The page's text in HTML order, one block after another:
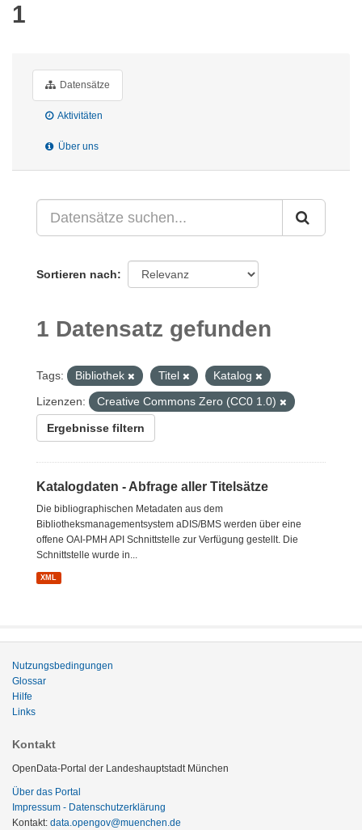
1
Datensätze
Aktivitäten
Über uns
Sortieren nach
1 Datensatz gefunden
Tags: Bibliothek Titel
Katalog
Lizenzen:
Creative Commons Zero (CC0 1.0)
Ergebnisse filtern
Katalogdaten - Abfrage aller Titelsätze
Die bibliographischen Metadaten aus dem
Bibliotheksmanagementsystem aDIS/BMS werden über eine
offene OAI-PMH API Schnittstelle zur Verfügung gestellt. Die
Schnittstelle wurde in...
XML
Nutzungsbedingungen
Glossar
Hilfe
Links
Kontakt
OpenData-Portal der Landeshauptstadt München
Über das Portal
Impressum - Datenschutzerklärung
Kontakt: data.opengov@muenchen.de